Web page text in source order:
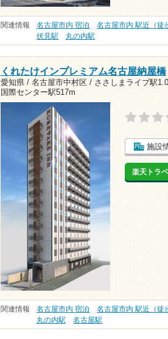
関連情報 名古屋市内 宿泊 名古屋市内 駅近（徒
伏見駅
丸の内駅
くれたけインプレミアム名古屋納屋橋
愛知県 / 名古屋市中村区 / ささしまライブ駅
国際センター駅517m
施設
楽天トラ
関連情報 名古屋市内 宿泊 名古屋市内 駅近（徒
丸の内駅
名古屋駅